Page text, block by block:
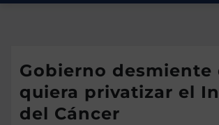
Gobierno desmiente
quiera privatizar el
del Cáncer